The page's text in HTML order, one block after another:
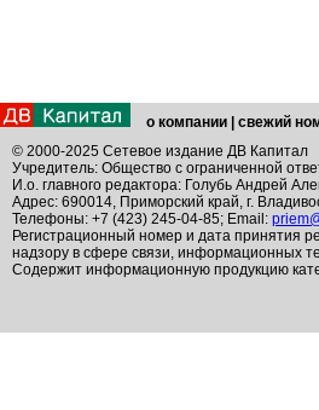
о компании свежий
© 2000-2025 Сетевое издание ДВ Капитал
Учредитель: Общество с ограниченной
И.о. главного редактора: Голубь Андрей
Адрес: 690014, Приморский край, г.
Телефоны: +7 (423) 245-04-85; Email:
Регистрационный номер и дата принятия
надзору в сфере связи, информационных
Содержит информационную продукцию